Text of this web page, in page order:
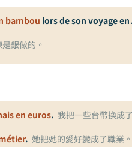
bambou lors de son voyage en
銀做的。
en euros. 我把一些台幣換成
. 她把她的愛好變成了職業。